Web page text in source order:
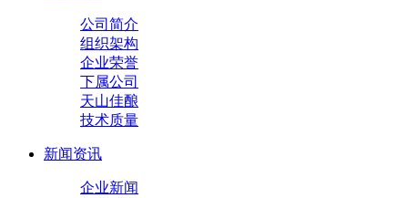
公司简介
组织架构
企业荣誉
下属公司
天山佳酿
技术质量
新闻资讯
企业新闻